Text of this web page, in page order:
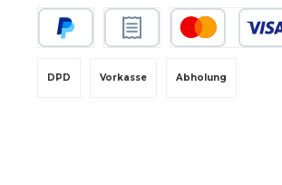
Vorkasse
DPD Abholung